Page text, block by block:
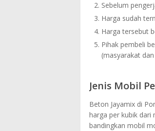
Sebelum
Harga sudah
Harga tersebut
Pihak pembeli
(masyarakat
Jenis Mobil
Beton Jayamix di
harga per kubik dari
bandingkan mobil